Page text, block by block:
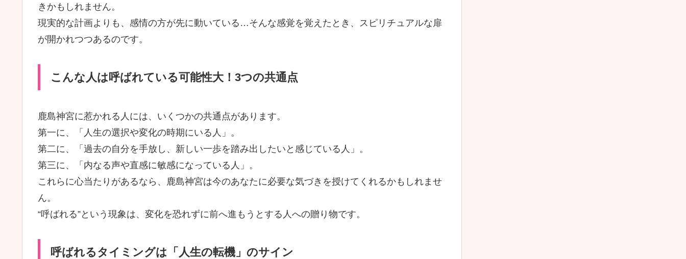
きかもしれません。
現実的な計画よりも、感情の方が先に動いている…そんな感覚を覚えたとき、スピリチュアルな扉
が開かれつつあるのです。
こんな人は呼ばれている可能性大！3つの共通点
鹿島神宮に惹かれる人には、いくつかの共通点があります。
第一に、「人生の選択や変化の時期にいる人」。
第二に、「過去の自分を手放し、新しい一歩を踏み出したいと感じている人」。
第三に、「内なる声や直感に敏感になっている人」。
これらに心当たりがあるなら、鹿島神宮は今のあなたに必要な気づきを授けてくれるかもしれませ
ん。
“呼ばれる”という現象は、変化を恐れずに前へ進もうとする人への贈り物です。
呼ばれるタイミングは「人生の転機」のサイン